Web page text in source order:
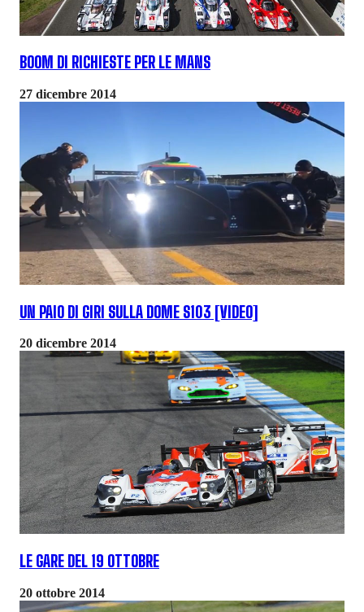
BOOM DI RICHIESTE PER LE MANS
27 dicembre 2014
UN PAIO DI GIRI SULLA DOME S103 [VIDEO]
20 dicembre 2014
LE GARE DEL 19 OTTOBRE
20 ottobre 2014